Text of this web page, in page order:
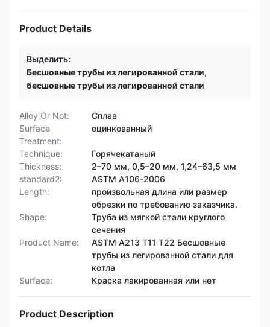
Product Details
Выделить:
Бесшовные трубы из легированной стали,
бесшовные трубы из легированной стали
Alloy Or Not:
Сплав
Surface
Treatment:
оцинкованный
Technique:
Горячекатаный
Thickness:
2–70 мм, 0,5–20 мм, 1,24–63,5 мм
standard2:
ASTM A106-2006
Length:
произвольная длина или размер
обрезки по требованию заказчика.
Shape:
Труба из мягкой стали круглого
сечения
Product Name:
ASTM A213 T11 T22 Бесшовные
трубы из легированной стали для
котла
Surface:
Краска лакированная или нет
Product Description